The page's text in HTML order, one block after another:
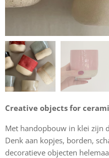
Creative objects for
Met handopbouw in klei zijn
Denk aan kopjes, borden,
decoratieve objecten